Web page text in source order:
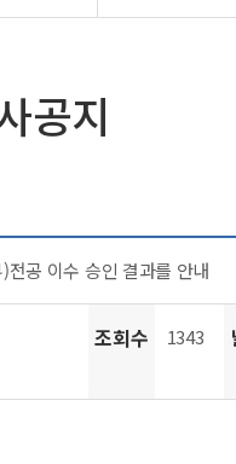
공지
공 이수 승인 결과를 안내
조회수 1343